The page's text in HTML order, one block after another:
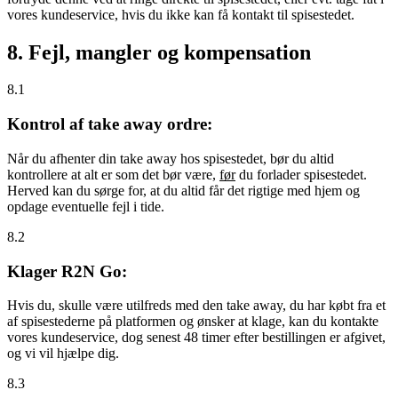
vores kundeservice, hvis du ikke kan få kontakt til spisestedet.
8. Fejl, mangler og kompensation
8.1
Kontrol af take away ordre:
Når du afhenter din take away hos spisestedet, bør du altid
kontrollere at alt er som det bør være, førdu forlader spisestedet.
Herved kan du sørge for, at du altid får det rigtige med hjem og
opdage eventuelle fejl i tide.
8.2
Klager R2N Go:
Hvis du, skulle være utilfreds med den take away, du har købt fra et
af spisestederne på platformen og ønsker at klage, kan du kontakte
vores kundeservice, dog senest 48 timer efter bestillingen er afgivet,
og vi vil hjælpe dig.
8.3